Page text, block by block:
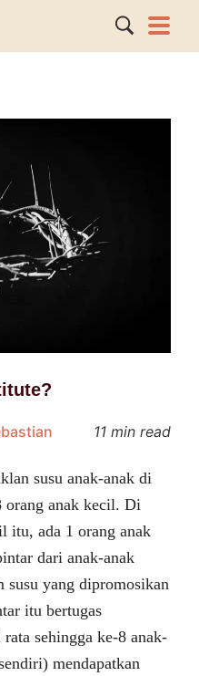
11 min read
susu anak-anak di
orang anak kecil. Di
itu, ada 1 orang anak
dari anak-anak
susu yang dipromosikan
itu bertugas
sehingga ke-8 anak-
mendapatkan